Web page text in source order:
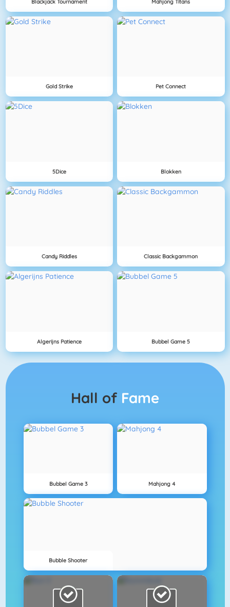
Gold Strike Pet Connect
5Dice Blokken
Candy Riddles Classic Backgammon
Algerijns Patience Bubbel Game 5
Hall of Fame
Bubbel Game 3 Mahjong 4
Bubble Shooter